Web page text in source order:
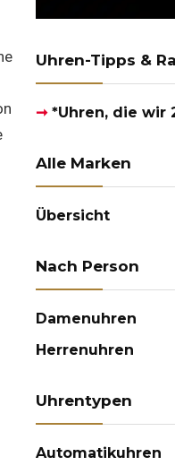
Uhren-Tipps &
➞ *Uhren, die wir
Alle Marken
Übersicht
Nach Person
Damenuhren
Herrenuhren
Uhrentypen
Automatikuhren